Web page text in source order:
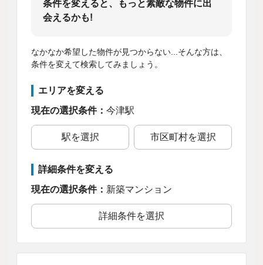
条件を変えると、もっと素敵な物件に出
会えるかも!
なかなか希望した物件が見つからない...そんな方は、
条件を変えて検索してみましょう。
エリアを変える
現在の選択条件： 今津駅
駅を選択 市区町村を選択
詳細条件を変える
現在の選択条件： 新築マンション
詳細条件を選択